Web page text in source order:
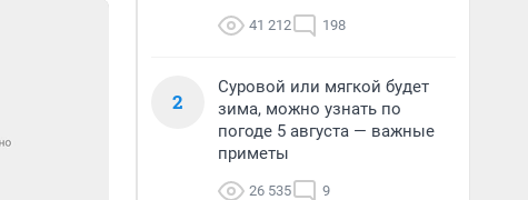
41 212 198
2
Суровой или мягкой будет
зима, можно узнать по
погоде 5 августа — важные
приметы
26 535 9